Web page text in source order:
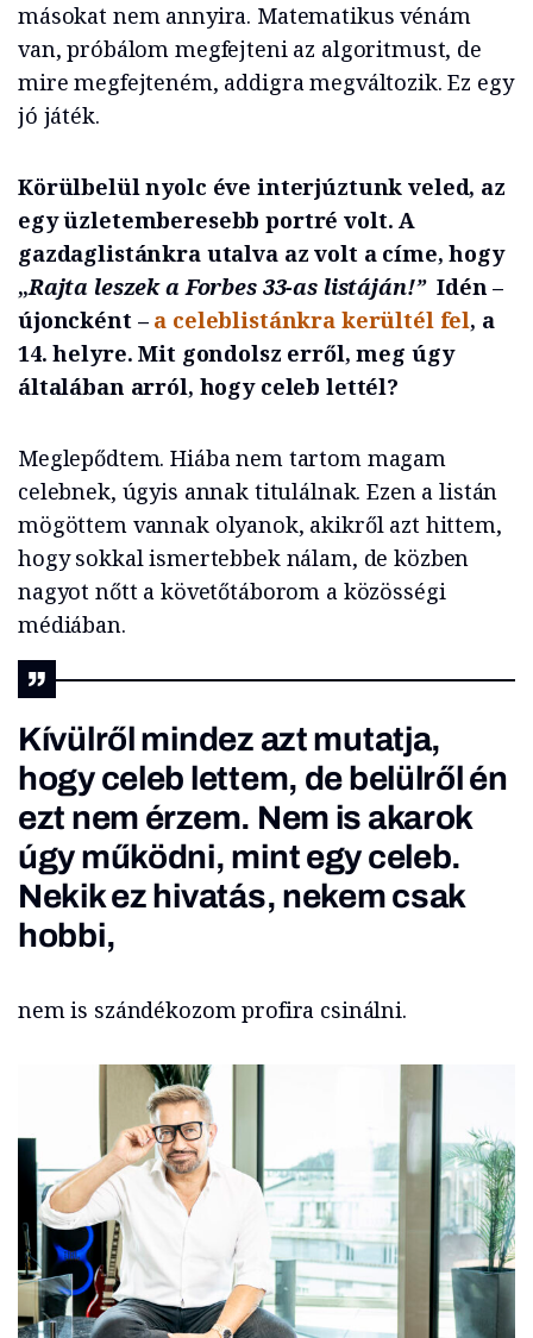
másokat nem annyira. Matematikus vénám
van, próbálom megfejteni az algoritmust, de
mire megfejteném, addigra megváltozik. Ez egy
jó játék.
Körülbelül nyolc éve interjúztunk veled, az
egy üzletemberesebb portré volt. A
gazdaglistánkra utalva az volt a címe, hogy
„Rajta leszek a Forbes 33-as listáján!” Idén –
újoncként – a celeblistánkra kerültél fel, a
14. helyre. Mit gondolsz erről, meg úgy
általában arról, hogy celeb lettél?
Meglepődtem. Hiába nem tartom magam
celebnek, úgyis annak titulálnak. Ezen a listán
mögöttem vannak olyanok, akikről azt hittem,
hogy sokkal ismertebbek nálam, de közben
nagyot nőtt a követőtáborom a közösségi
médiában.
Kívülről mindez azt mutatja,
hogy celeb lettem, de belülről én
ezt nem érzem. Nem is akarok
úgy működni, mint egy celeb.
Nekik ez hivatás, nekem csak
hobbi,
nem is szándékozom profira csinálni.